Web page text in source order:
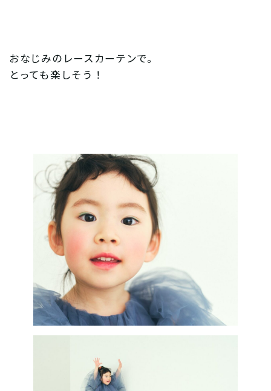
おなじみのレースカーテンで。
とっても楽しそう！